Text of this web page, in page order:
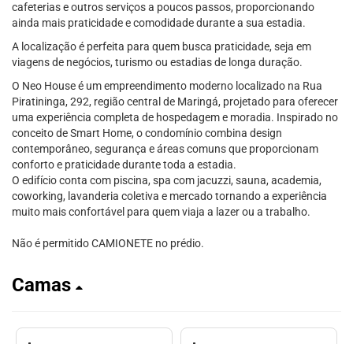
cafeterias e outros serviços a poucos passos, proporcionando
ainda mais praticidade e comodidade durante a sua estadia.
A localização é perfeita para quem busca praticidade, seja em
viagens de negócios, turismo ou estadias de longa duração.
O Neo House é um empreendimento moderno localizado na Rua
Piratininga, 292, região central de Maringá, projetado para oferecer
uma experiência completa de hospedagem e moradia. Inspirado no
conceito de Smart Home, o condomínio combina design
contemporâneo, segurança e áreas comuns que proporcionam
conforto e praticidade durante toda a estadia.
O edifício conta com piscina, spa com jacuzzi, sauna, academia,
coworking, lavanderia coletiva e mercado tornando a experiência
muito mais confortável para quem viaja a lazer ou a trabalho.
Não é permitido CAMIONETE no prédio.
Camas